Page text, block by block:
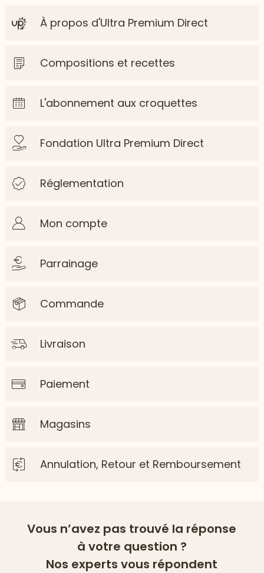
À propos d'Ultra Premium Direct
Compositions et recettes
L'abonnement aux croquettes
Fondation Ultra Premium Direct
Réglementation
Mon compte
Parrainage
Commande
Livraison
Paiement
Magasins
Annulation, Retour et Remboursement
Vous n’avez pas trouvé la réponse
à votre question ?
Nos experts vous répondent